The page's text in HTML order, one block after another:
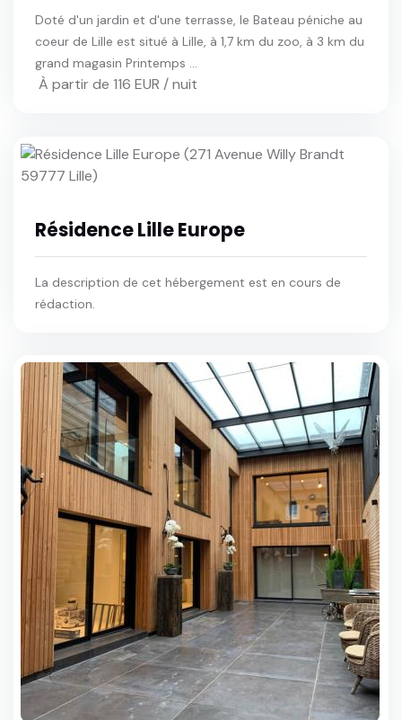
Doté d'un jardin et d'une terrasse, le Bateau péniche au
coeur de Lille est situé à Lille, à 1,7 km du zoo, à 3 km du
grand magasin Printemps ...
À partir de 116 EUR / nuit
Résidence Lille Europe
La description de cet hébergement est en cours de
rédaction.